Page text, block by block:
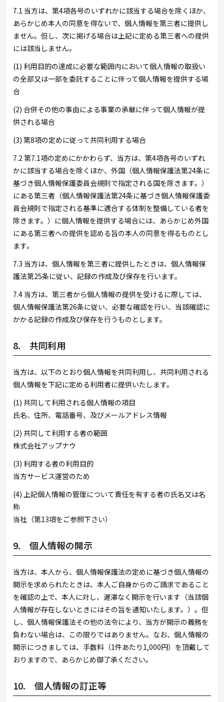
7.1 当方は、第4項各号のいずれかに該当する場合を除くほか、
あらかじめ本人の同意を得ないで、個人情報を第三者に提供し
ません。但し、次に掲げる場合は上記に定める第三者への提供
には該当しません。
(1) 利用目的の達成に必要な範囲内において個人情報の取扱い
の全部又は一部を委託することに伴って個人情報を提供する場
合
(2) 合併その他の事由による事業の承継に伴って個人情報が提
供される場合
(3) 第8項の定めに従って共同利用する場合
7.2 第7.1項の定めにかかわらず、当方は、第4項各号のいずれ
かに該当する場合を除くほか、外国（個人情報保護法第24条に
基づき個人情報保護委員会規則で指定される国を除きます。）
にある第三者（個人情報保護法第24条に基づき個人情報保護委
員会規則で指定される基準に適合する体制を整備している者を
除きます。）に個人情報を提供する場合には、あらかじめ外国
にある第三者への提供を認める旨の本人の同意を得るものとし
ます。
7.3 当方は、個人情報を第三者に提供したときは、個人情報保
護法第25条に従い、記録の作成及び保存を行います。
7.4 当方は、第三者から個人情報の提供を受けるに際しては、
個人情報保護法第26条に従い、必要な確認を行い、当該確認に
かかる記録の作成及び保存を行うものとします。
8. 共同利用
当方は、以下のとおり個人情報を共同利用し、共同利用される
個人情報を下記に定める利用者に提供いたします。
(1) 共同して利用される個人情報の項目
氏名、住所、電話番号、及びメールアドレス情報
(2) 共同して利用する者の範囲
株式会社アップナウ
(3) 利用する者の利用目的
当方サービス運営のため
(4) 上記個人情報の管理について責任を有する者の氏名又は名
称
当社（第13項をご参照下さい）
9. 個人情報の開示
当方は、本人から、個人情報保護法の定めに基づき個人情報の
開示を求められたときは、本人ご自身からのご請求であること
を確認の上で、本人に対し、遅滞なく開示を行います（当該個
人情報が存在しないときにはその旨を通知いたします。）。但
し、個人情報保護法その他の法令により、当方が開示の義務を
負わない場合は、この限りではありません。なお、個人情報の
開示につきましては、手数料（1件あたり1,000円）を頂戴して
おりますので、あらかじめ御了承ください。
10. 個人情報の訂正等